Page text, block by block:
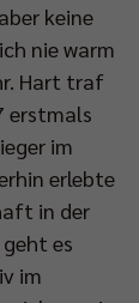
keine
nie warm
Hart traf
erstmals
im
erlebte
in der
geht es
im